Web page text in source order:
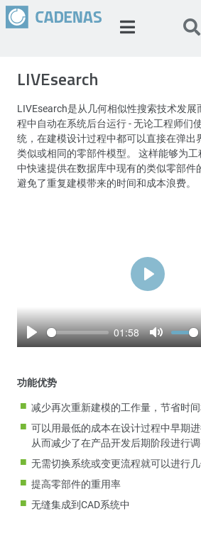
LIVEsearch
LIVEsearch是从几何相似性搜索技术发展
程中自动在系统后台运行 - 无论工程师们
统，在建模设计过程中都可以直接在弹出
类似或相同的零部件模型。 这样能够为
中快速提供在数据库中现有的类似零部件
避免了重复建模带来的时间和成本浪费。
Play
01:58
Mute
Play
功能优势
减少再次重新建模的工作量，节省时
可以用最低的成本在设计过程中早期进
从而减少了在产品开发后期阶段进行
无需切换系统或变更流程就可以进行
提高零部件的重用率
无缝集成到CAD系统中